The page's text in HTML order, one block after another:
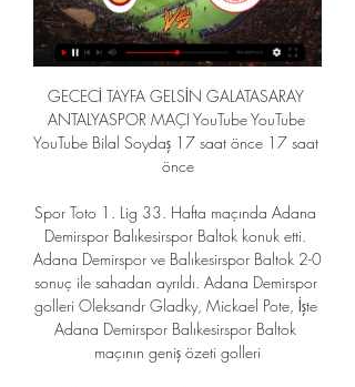
GECECİ TAYFA GELSİN GALATASARAY
ANTALYASPOR MAÇI YouTube YouTube
YouTube Bilal Soydaş 17 saat önce 17 saat
önce
Spor Toto 1. Lig 33. Hafta maçında Adana
Demirspor Balıkesirspor Baltok konuk etti.
Adana Demirspor ve Balıkesirspor Baltok 2-0
sonuç ile sahadan ayrıldı. Adana Demirspor
golleri Oleksandr Gladky, Mickael Pote, İşte
Adana Demirspor Balıkesirspor Baltok
maçının geniş özeti golleri